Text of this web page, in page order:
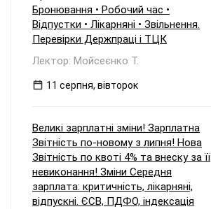
Бронювання • Робочий час •
Відпустки • Лікарняні • Звільнення.
Перевірки Держпраці і ТЦК
Лектор: Мойсеєнко Т.
11 серпня, вівторок
Великі зарплатні зміни! Зарплатна
Звітність по-новому з липня! Нова
Звітність по квоті 4% та внеску за її
невиконання! Зміни Середня
зарплата: критичність, лікарняні,
відпускні. ЄСВ, ПДФО, індексація